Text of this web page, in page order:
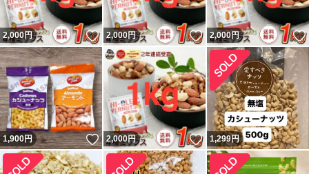
2,000円 いいね！
2,000円 いいね！
2,000円
1,900円 いいね！
2,000円 いいね！
1,299円